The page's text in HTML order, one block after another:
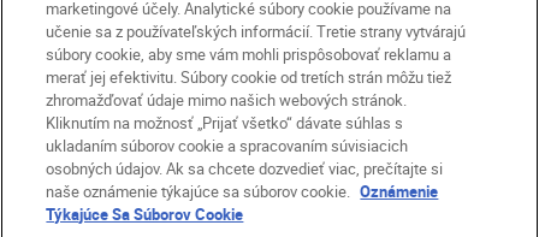
SK Nikon Sites
Kontakt
Oznámenie o ochrane osobných údajov
Podmienky používania
Nikon Store – zmluvné podmienky
Oznámenie týkajúce sa súborov cookie
Prístupnosť
Nastavenia súborov cookie
© 2026 Nikon
marketingové účely. Analytické súbory cookie používame na
učenie sa z používateľských informácií. Tretie strany vytvárajú
súbory cookie, aby sme vám mohli prispôsobovať reklamu a
merať jej efektivitu. Súbory cookie od tretích strán môžu tiež
zhromažďovať údaje mimo našich webových stránok.
Kliknutím na možnosť „Prijať všetko“ dávate súhlas s
ukladaním súborov cookie a spracovaním súvisiacich
osobných údajov. Ak sa chcete dozvedieť viac, prečítajte si
naše oznámenie týkajúce sa súborov cookie. Oznámenie
Týkajúce Sa Súborov Cookie